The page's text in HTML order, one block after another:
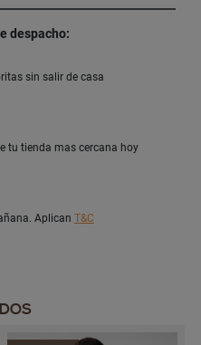
despacho:
sin salir de casa
tu tienda mas cercana hoy
Aplican T&C